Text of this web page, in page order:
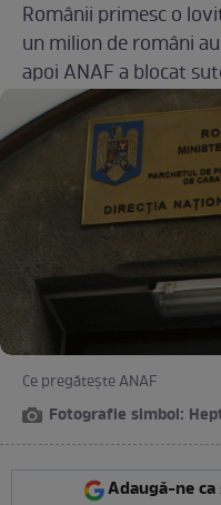
Românii primesc o
un milion de români
apoi ANAF a blocat
Ce pregăteşte ANAF
Fotografie simbol:
Adaugă-ne